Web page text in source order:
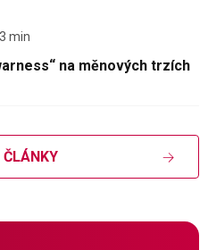
3 min
na měnových trzích
ČLÁNKY